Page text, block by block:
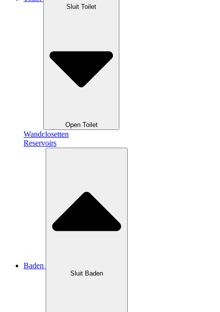
Sluit Toilet
Open Toilet
Wandclosetten
Reservoirs
Baden
Sluit Baden